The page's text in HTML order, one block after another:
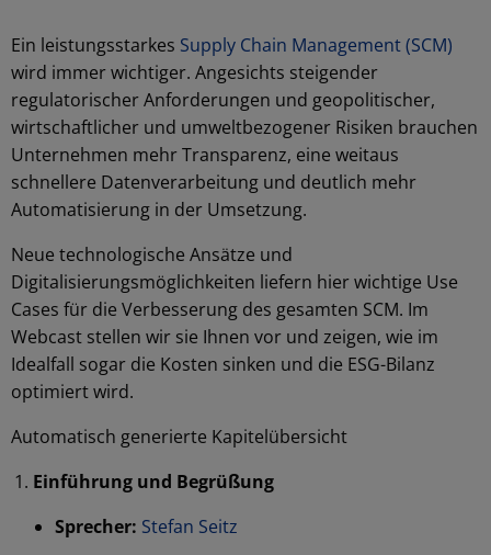
Ein leistungsstarkes Supply Chain Management (SCM)
wird immer wichtiger. Angesichts steigender
regulatorischer Anforderungen und geopolitischer,
wirtschaftlicher und umweltbezogener Risiken brauchen
Unternehmen mehr Transparenz, eine weitaus
schnellere Datenverarbeitung und deutlich mehr
Automatisierung in der Umsetzung.
Neue technologische Ansätze und
Digitalisierungsmöglichkeiten liefern hier wichtige Use
Cases für die Verbesserung des gesamten SCM. Im
Webcast stellen wir sie Ihnen vor und zeigen, wie im
Idealfall sogar die Kosten sinken und die ESG-Bilanz
optimiert wird.
Automatisch generierte Kapitelübersicht
Einführung und Begrüßung
Sprecher: Stefan Seitz